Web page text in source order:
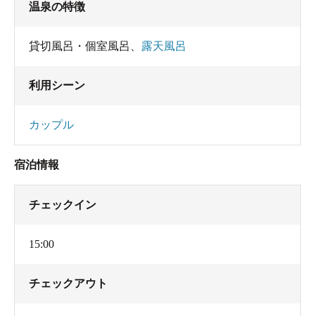
温泉の特徴
貸切風呂・個室風呂 露天風呂
利用シーン
カップル
宿泊情報
チェックイン
15:00
チェックアウト